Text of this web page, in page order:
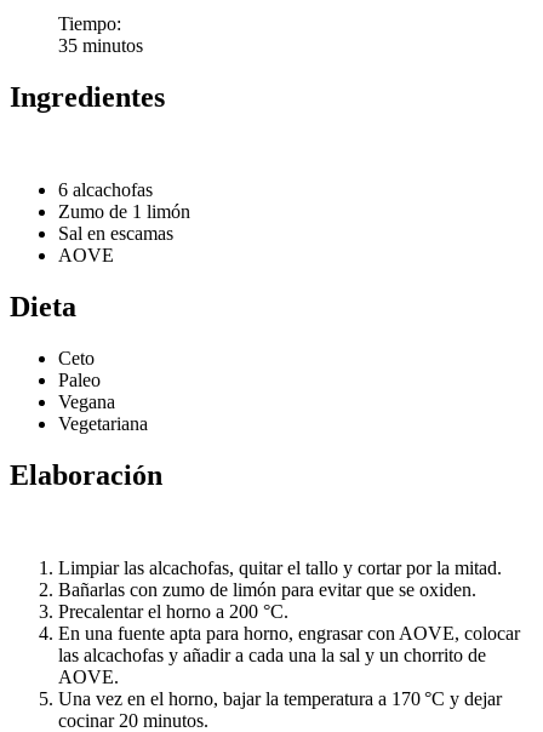
Tiempo:
35 minutos
Ingredientes
6 alcachofas
Zumo de 1 limón
Sal en escamas
AOVE
Dieta
Ceto
Paleo
Vegana
Vegetariana
Elaboración
Limpiar las alcachofas, quitar el tallo y cortar por la mitad.
Bañarlas con zumo de limón para evitar que se oxiden.
Precalentar el horno a 200 °C.
En una fuente apta para horno, engrasar con AOVE, colocar
las alcachofas y añadir a cada una la sal y un chorrito de
AOVE.
Una vez en el horno, bajar la temperatura a 170 °C y dejar
cocinar 20 minutos.